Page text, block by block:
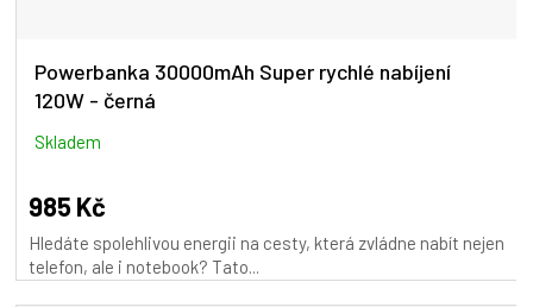
Powerbanka 30000mAh Super rychlé nabíjení
120W - černá
Skladem
985 Kč
Hledáte spolehlivou energii na cesty, která zvládne nabít nejen
telefon, ale i notebook? Tato...